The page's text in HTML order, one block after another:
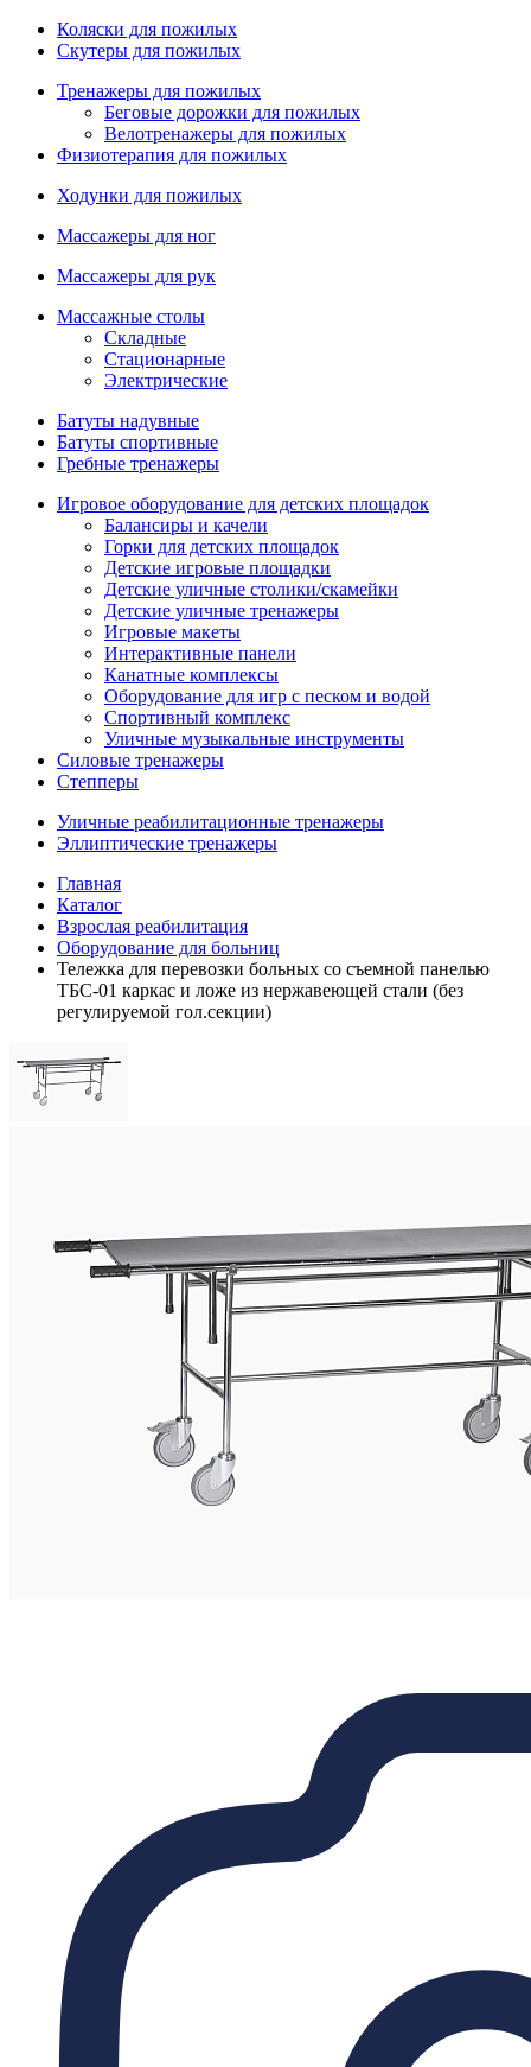
Коляски для пожилых
Скутеры для пожилых
Тренажеры для пожилых
Беговые дорожки для пожилых
Велотренажеры для пожилых
Физиотерапия для пожилых
Ходунки для пожилых
Массажеры для ног
Массажеры для рук
Массажные столы
Складные
Стационарные
Электрические
Батуты надувные
Батуты спортивные
Гребные тренажеры
Игровое оборудование для детских площадок
Балансиры и качели
Горки для детских площадок
Детские игровые площадки
Детские уличные столики/скамейки
Детские уличные тренажеры
Игровые макеты
Интерактивные панели
Канатные комплексы
Оборудование для игр с песком и водой
Спортивный комплекс
Уличные музыкальные инструменты
Силовые тренажеры
Степперы
Уличные реабилитационные тренажеры
Эллиптические тренажеры
Главная
Каталог
Взрослая реабилитация
Оборудование для больниц
Тележка для перевозки больных со съемной панелью
ТБС-01 каркас и ложе из нержавеющей стали (без
регулируемой гол.секции)